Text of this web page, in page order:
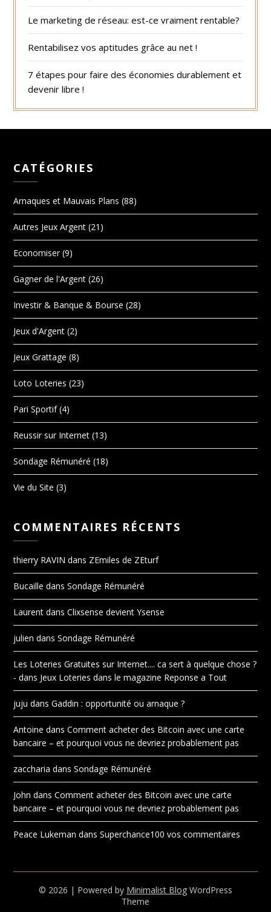
Le marketing de réseau: est-ce vraiment rentable?
Rentabilisez vos aptitudes grâce au net !
7 étapes pour faire des économies durablement et
devenir libre !
CATÉGORIES
Arnaques et Mauvais Plans (88)
Autres Jeux Argent (21)
Economiser(9)
Gagner de l'Argent (26)
Investir & Banque & Bourse (28)
Jeux d'Argent (2)
Jeux Grattage (8)
Loto Loteries (23)
Pari Sportif(4)
Reussir sur Internet (13)
Sondage Rémunéré (18)
Vie du Site (3)
COMMENTAIRES RÉCENTS
thierry RAVIN dans ZEmiles de ZEturf
Bucaille dansSondage Rémunéré
Laurent dansClixsense devient Ysense
julien dansSondage Rémunéré
Les Loteries Gratuites sur Internet.... ca sert à quelque chose ?
- dans Jeux Loteries dans le magazine Reponse a Tout
juju dansGaddin : opportunité ou arnaque ?
Antoine dansComment acheter des Bitcoin avec une carte
bancaire – et pourquoi vous ne devriez probablement pas
zaccharia dansSondage Rémunéré
John dansComment acheter des Bitcoin avec une carte
bancaire – et pourquoi vous ne devriez probablement pas
Peace Lukeman dansSuperchance100 vos commentaires
© 2026 | Powered by Minimalist Blog WordPress
Theme